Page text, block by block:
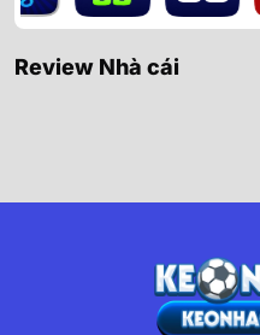
Review Nhà cái